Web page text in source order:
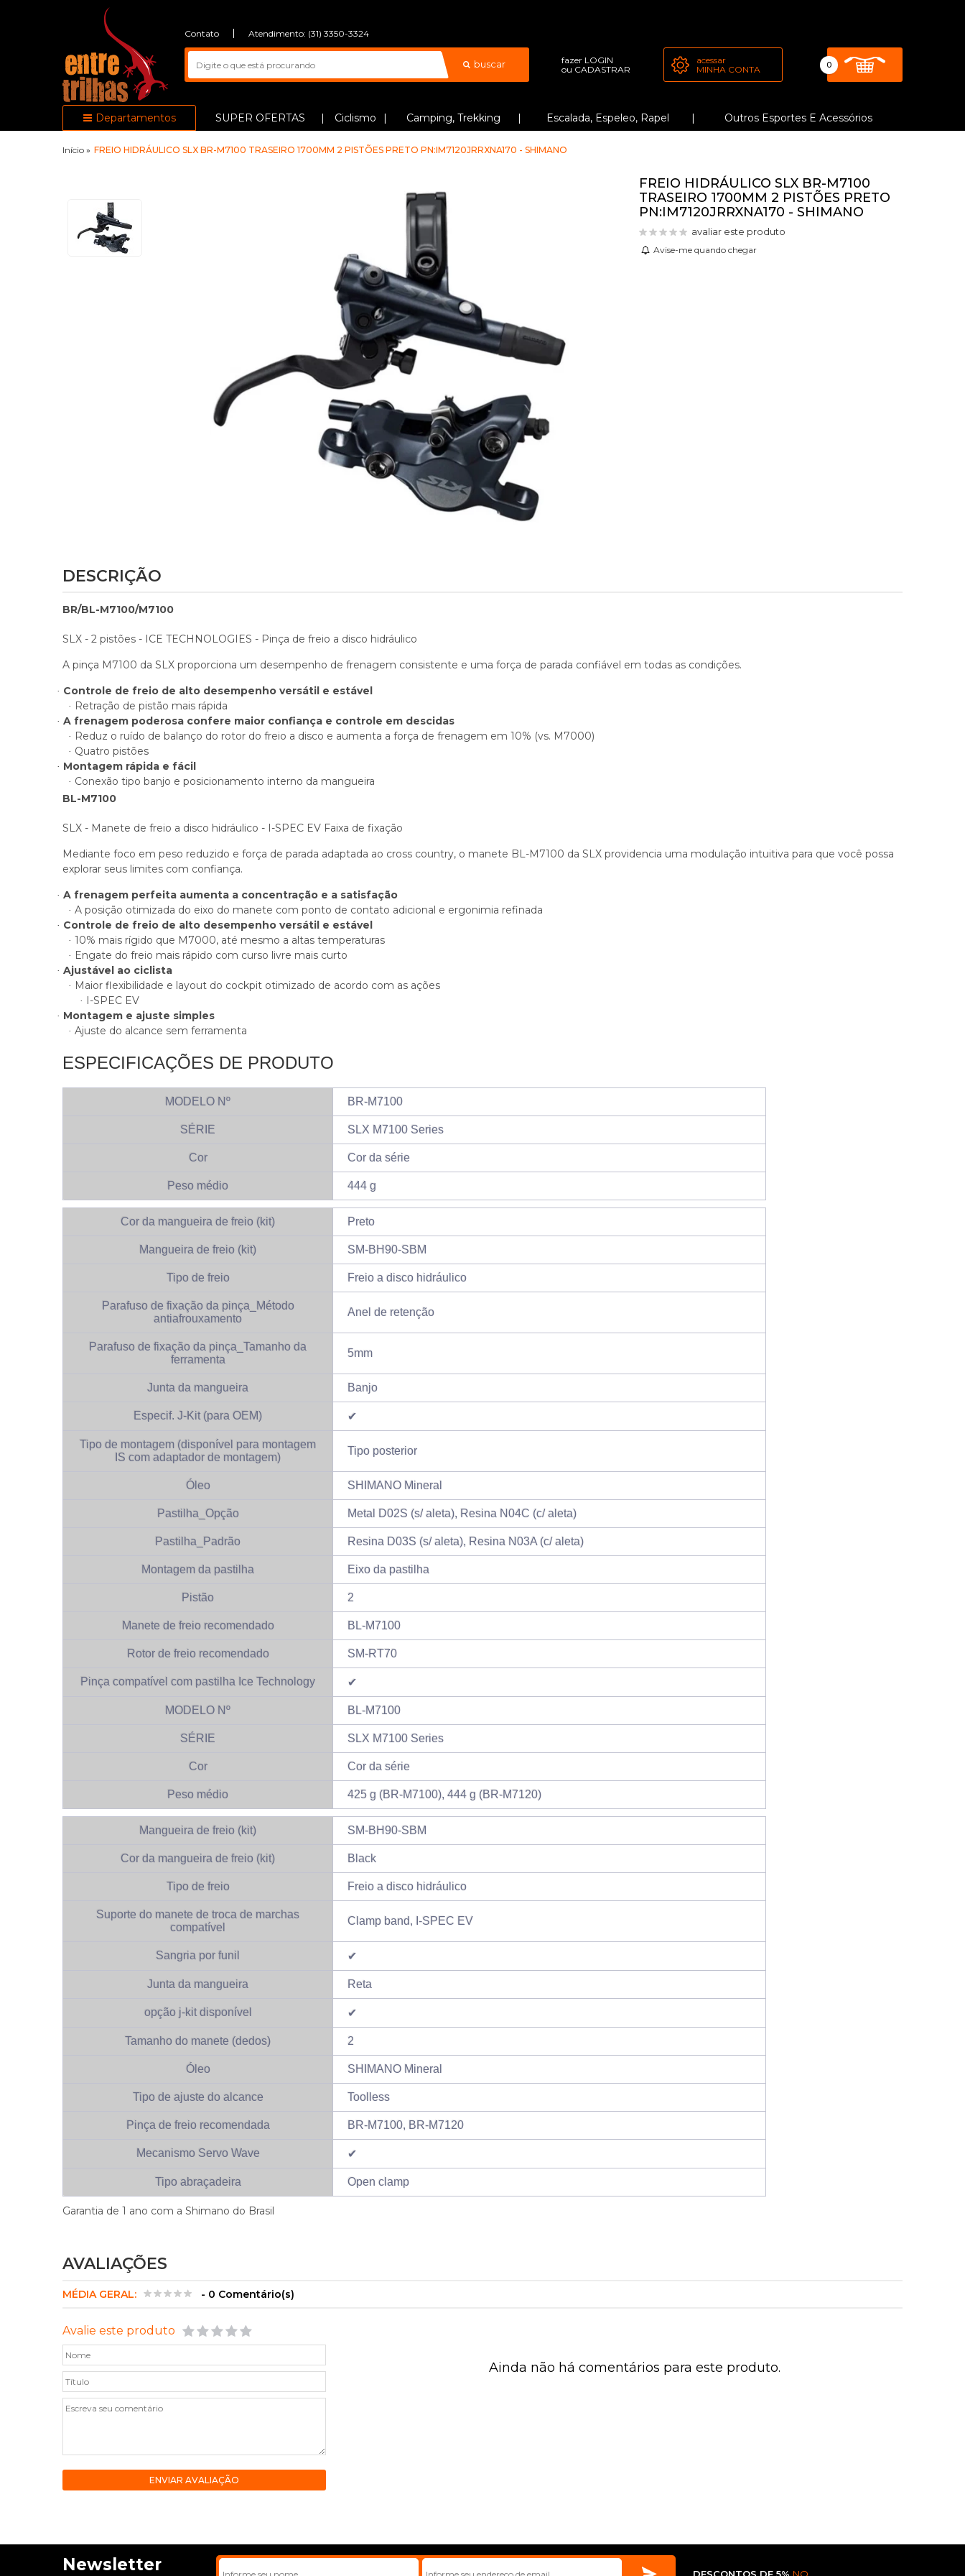
Contato Atendimento: (31) 3350-3324
buscar fazer LOGIN
ou CADASTRAR
acessar
MINHA CONTA
0
Departamentos SUPER OFERTAS Ciclismo Camping, Trekking Escalada, Espeleo, Rapel Outros Esportes E Acessórios
Início » FREIO HIDRÁULICO SLX BR-M7100 TRASEIRO 1700MM 2 PISTÕES PRETO PN:IM7120JRRXNA170 - SHIMANO
FREIO HIDRÁULICO SLX BR-M7100
TRASEIRO 1700MM 2 PISTÕES PRETO
PN:IM7120JRRXNA170 - SHIMANO
avaliar este produto
Avise-me quando chegar
DESCRIÇÃO
BR/BL-M7100/M7100
SLX - 2 pistões - ICE TECHNOLOGIES - Pinça de freio a disco hidráulico
A pinça M7100 da SLX proporciona um desempenho de frenagem consistente e uma força de parada confiável em todas as condições.
· Controle de freio de alto desempenho versátil e estável
· Retração de pistão mais rápida
· A frenagem poderosa confere maior confiança e controle em descidas
· Reduz o ruído de balanço do rotor do freio a disco e aumenta a força de frenagem em 10% (vs. M7000)
· Quatro pistões
· Montagem rápida e fácil
· Conexão tipo banjo e posicionamento interno da mangueira
BL-M7100
SLX - Manete de freio a disco hidráulico - I-SPEC EV Faixa de fixação
Mediante foco em peso reduzido e força de parada adaptada ao cross country, o manete BL-M7100 da SLX providencia uma modulação intuitiva para que você possa
explorar seus limites com confiança.
· A frenagem perfeita aumenta a concentração e a satisfação
· A posição otimizada do eixo do manete com ponto de contato adicional e ergonimia refinada
· Controle de freio de alto desempenho versátil e estável
· 10% mais rígido que M7000, até mesmo a altas temperaturas
· Engate do freio mais rápido com curso livre mais curto
· Ajustável ao ciclista
· Maior flexibilidade e layout do cockpit otimizado de acordo com as ações
· I-SPEC EV
· Montagem e ajuste simples
· Ajuste do alcance sem ferramenta
ESPECIFICAÇÕES DE PRODUTO
MODELO Nº BR-M7100
SÉRIE SLX M7100 Series
Cor Cor da série
Peso médio 444 g
Cor da mangueira de freio (kit) Preto
Mangueira de freio (kit) SM-BH90-SBM
Tipo de freio Freio a disco hidráulico
Parafuso de fixação da pinça_Método
antiafrouxamento
Anel de retenção
Parafuso de fixação da pinça_Tamanho da
ferramenta
5mm
Junta da mangueira Banjo
Especif. J-Kit (para OEM) ✔
Tipo de montagem (disponível para montagem
IS com adaptador de montagem)
Tipo posterior
Óleo SHIMANO Mineral
Pastilha_Opção Metal D02S (s/ aleta), Resina N04C (c/ aleta)
Pastilha_Padrão Resina D03S (s/ aleta), Resina N03A (c/ aleta)
Montagem da pastilha Eixo da pastilha
Pistão 2
Manete de freio recomendado BL-M7100
Rotor de freio recomendado SM-RT70
Pinça compatível com pastilha Ice Technology ✔
MODELO Nº BL-M7100
SÉRIE SLX M7100 Series
Cor Cor da série
Peso médio 425 g (BR-M7100), 444 g (BR-M7120)
Mangueira de freio (kit) SM-BH90-SBM
Cor da mangueira de freio (kit) Black
Tipo de freio Freio a disco hidráulico
Suporte do manete de troca de marchas
compatível
Clamp band, I-SPEC EV
Sangria por funil ✔
Junta da mangueira Reta
opção j-kit disponível ✔
Tamanho do manete (dedos) 2
Óleo SHIMANO Mineral
Tipo de ajuste do alcance Toolless
Pinça de freio recomendada BR-M7100, BR-M7120
Mecanismo Servo Wave ✔
Tipo abraçadeira Open clamp
Garantia de 1 ano com a Shimano do Brasil
AVALIAÇÕES
MÉDIA GERAL: - 0 Comentário(s)
Avalie este produto
ENVIAR AVALIAÇÃO
Ainda não há comentários para este produto.
Newsletter